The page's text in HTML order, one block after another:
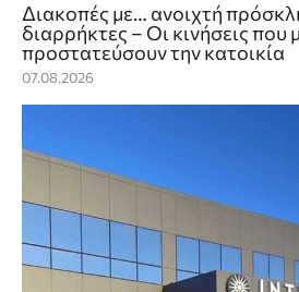
Διακοπές με… ανοιχτή
διαρρήκτες – Οι κινήσεις που
προστατεύσουν την κατοικία
07.08.2026